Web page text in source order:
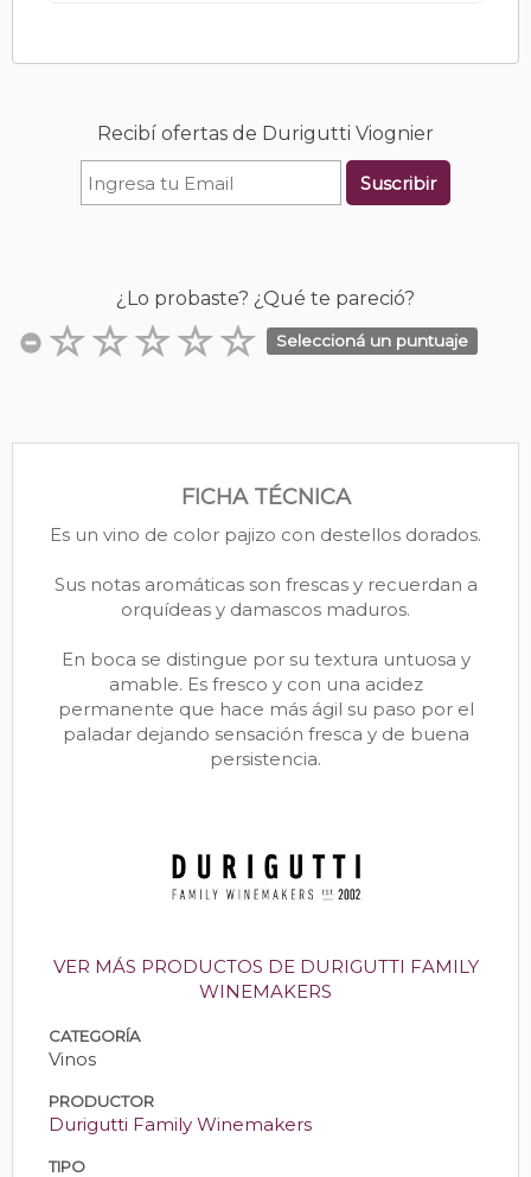
Recibí ofertas de Durigutti Viognier
Suscribir
¿Lo probaste? ¿Qué te pareció?
Seleccioná un puntuaje
FICHA TÉCNICA
Es un vino de color pajizo con destellos dorados.
Sus notas aromáticas son frescas y recuerdan a
orquídeas y damascos maduros.
En boca se distingue por su textura untuosa y
amable. Es fresco y con una acidez
permanente que hace más ágil su paso por el
paladar dejando sensación fresca y de buena
persistencia.
VER MÁS PRODUCTOS DE DURIGUTTI FAMILY
WINEMAKERS
CATEGORÍA
Vinos
PRODUCTOR
Durigutti Family Winemakers
TIPO